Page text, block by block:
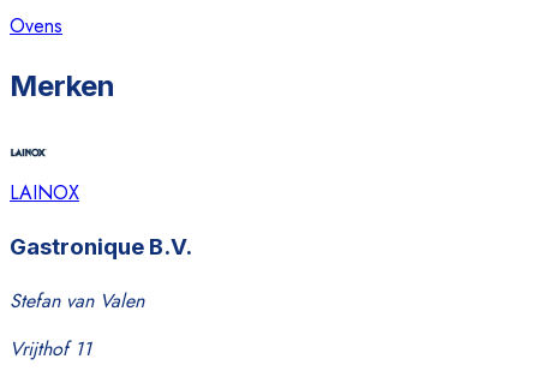
Ovens
Merken
LAINOX
Gastronique B.V.
Stefan van Valen
Vrijthof 11